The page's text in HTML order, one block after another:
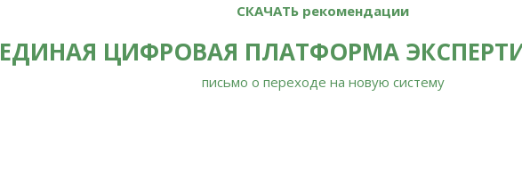
СКАЧАТЬ рекомендации
ЕДИНАЯ ЦИФРОВАЯ ПЛАТФОРМА
письмо о переходе на новую систему